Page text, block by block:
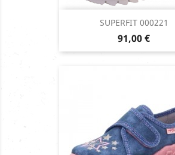
SUPERFIT 000221
Prix
91,00 €